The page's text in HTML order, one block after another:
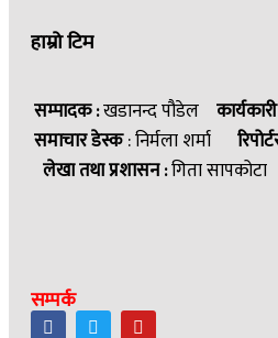
हाम्रो टिम
सम्पादक :खडानन्द पौडेल
समाचार डेस्क: निर्मला शर्मा
लेखा तथा प्रशासन :गिता सापकोटा
सम्पर्क